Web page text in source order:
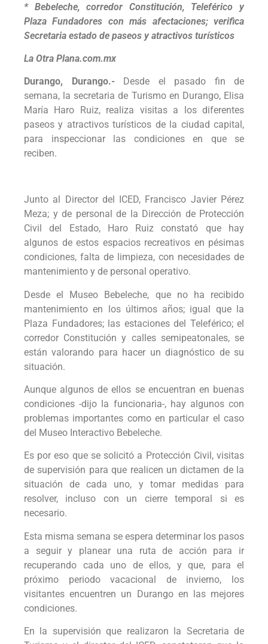
* Bebeleche, corredor Constitución, Teleférico y
Plaza Fundadores con más afectaciones; verifica
Secretaria estado de paseos y atractivos turísticos
La Otra Plana.com.mx
Durango, Durango.-Desde el pasado fin de
semana, la secretaria de Turismo en Durango, Elisa
María Haro Ruiz, realiza visitas a los diferentes
paseos y atractivos turísticos de la ciudad capital,
para inspeccionar las condiciones en que se
reciben.
Junto al Director del ICED, Francisco Javier Pérez
Meza; y de personal de la Dirección de Protección
Civil del Estado, Haro Ruiz constató que hay
algunos de estos espacios recreativos en pésimas
condiciones, falta de limpieza, con necesidades de
mantenimiento y de personal operativo.
Desde el Museo Bebeleche, que no ha recibido
mantenimiento en los últimos años; igual que la
Plaza Fundadores; las estaciones del Teleférico; el
corredor Constitución y calles semipeatonales, se
están valorando para hacer un diagnóstico de su
situación.
Aunque algunos de ellos se encuentran en buenas
condiciones -dijo la funcionaria-, hay algunos con
problemas importantes como en particular el caso
del Museo Interactivo Bebeleche.
Es por eso que se solicitó a Protección Civil, visitas
de supervisión para que realicen un dictamen de la
situación de cada uno, y tomar medidas para
resolver, incluso con un cierre temporal si es
necesario.
Esta misma semana se espera determinar los pasos
a seguir y planear una ruta de acción para ir
recuperando cada uno de ellos, y que, para el
próximo periodo vacacional de invierno, los
visitantes encuentren un Durango en las mejores
condiciones.
En la supervisión que realizaron la Secretaria de